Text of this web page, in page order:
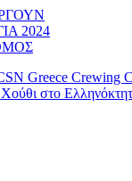
2024
Greece Crewing
στο